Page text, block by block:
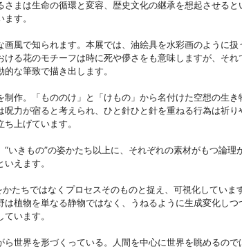
まは生命の循環と変容、歴史文化の継承を想起させると
す。
風で知られます。本展では、油絵具を水彩画のように扱
る花のモチーフは時に死や儚さをも意味しますが、それ
な筆致で描き出します。
作。「もののけ」と「けもの」から名付けた空想の生き
力が宿ると考えられ、ひと針ひと針を重ねる行為は祈り
上げています。
いきもの”の姿かたち以上に、それぞれの素材がもつ論理
えます。
たちではなくプロセスそのものと捉え、可視化していま
植物を単なる静物ではなく、うねるように生成変化しつ
います。
世界を形づくっている。人間を中心に世界を眺めるので